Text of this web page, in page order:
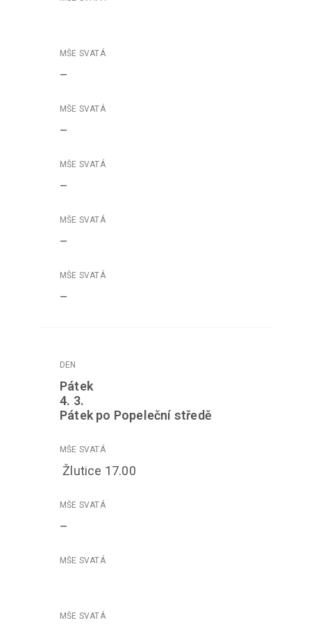
–
–
–
–
–
Pátek
4. 3.
Pátek po Popeleční středě
Žlutice 17.00
–